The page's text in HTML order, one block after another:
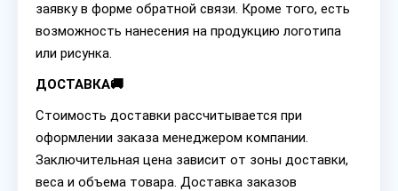
заявку в форме обратной связи. Кроме того, есть
возможность нанесения на продукцию логотипа
или рисунка.
ДОСТАВКА🚚
Стоимость доставки рассчитывается при
оформлении заказа менеджером компании.
Заключительная цена зависит от зоны доставки,
веса и объема товара. Доставка заказов